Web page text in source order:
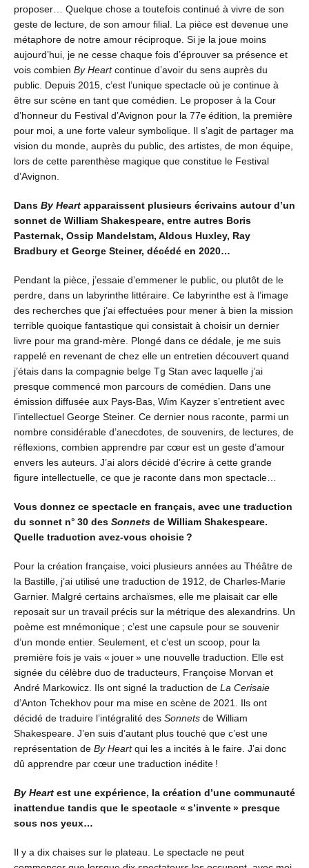
proposer… Quelque chose a toutefois continué à vivre de son
geste de lecture, de son amour filial. La pièce est devenue une
métaphore de notre amour réciproque. Si je la joue moins
aujourd’hui, je ne cesse chaque fois d’éprouver sa présence et
vois combien By Heartcontinue d’avoir du sens auprès du
public. Depuis 2015, c’est l’unique spectacle où je continue à
être sur scène en tant que comédien. Le proposer à la Cour
d’honneur du Festival d’Avignon pour la 77e édition, la première
pour moi, a une forte valeur symbolique. Il s’agit de partager ma
vision du monde, auprès du public, des artistes, de mon équipe,
lors de cette parenthèse magique que constitue le Festival
d’Avignon.
Dans By Heart apparaissent plusieurs écrivains autour d’un
sonnet de William Shakespeare, entre autres Boris
Pasternak, Ossip Mandelstam, Aldous Huxley, Ray
Bradbury et George Steiner, décédé en 2020…
Pendant la pièce, j’essaie d’emmener le public, ou plutôt de le
perdre, dans un labyrinthe littéraire. Ce labyrinthe est à l’image
des recherches que j’ai effectuées pour mener à bien la mission
terrible quoique fantastique qui consistait à choisir un dernier
livre pour ma grand-mère. Plongé dans ce dédale, je me suis
rappelé en revenant de chez elle un entretien découvert quand
j’étais dans la compagnie belge Tg Stan avec laquelle j’ai
presque commencé mon parcours de comédien. Dans une
émission diffusée aux Pays-Bas, Wim Kayzer s’entretient avec
l’intellectuel George Steiner. Ce dernier nous raconte, parmi un
nombre considérable d’anecdotes, de souvenirs, de lectures, de
réflexions, combien apprendre par cœur est un geste d’amour
envers les auteurs. J’ai alors décidé d’écrire à cette grande
figure intellectuelle, ce que je raconte dans mon spectacle…
Vous donnez ce spectacle en français, avec une traduction
du sonnet n° 30 des Sonnets de William Shakespeare.
Quelle traduction avez-vous choisie ?
Pour la création française, voici plusieurs années au Théâtre de
la Bastille, j’ai utilisé une traduction de 1912, de Charles-Marie
Garnier. Malgré certains archaïsmes, elle me plaisait car elle
reposait sur un travail précis sur la métrique des alexandrins. Un
poème est mnémonique ; c’est une capsule pour se souvenir
d’un monde entier. Seulement, et c’est un scoop, pour la
première fois je vais « jouer » une nouvelle traduction. Elle est
signée du célèbre duo de traducteurs, Françoise Morvan et
André Markowicz. Ils ont signé la traduction de La Cerisaie
d’Anton Tchekhov pour ma mise en scène de 2021. Ils ont
décidé de traduire l’intégralité des Sonnets de William
Shakespeare. J’en suis d’autant plus touché que c’est une
représentation de By Heartqui les a incités à le faire. J’ai donc
dû apprendre par cœur une traduction inédite !
By Heart est une expérience, la création d’une communauté
inattendue tandis que le spectacle « s’invente » presque
sous nos yeux…
Il y a dix chaises sur le plateau. Le spectacle ne peut